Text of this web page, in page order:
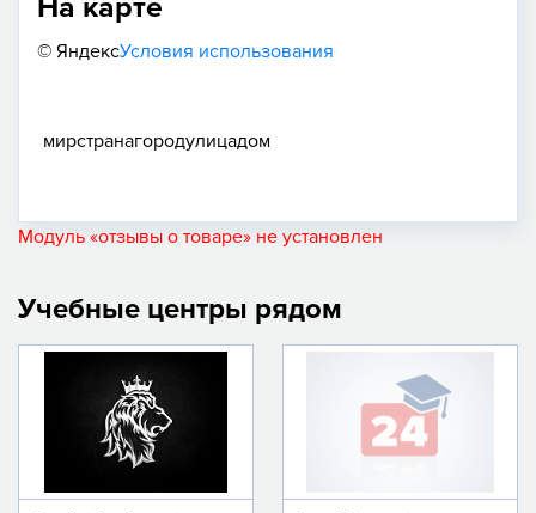
На карте
© ЯндексУсловия использования
мирстранагородулицадом
Модуль «отзывы о товаре» не установлен
Учебные центры рядом